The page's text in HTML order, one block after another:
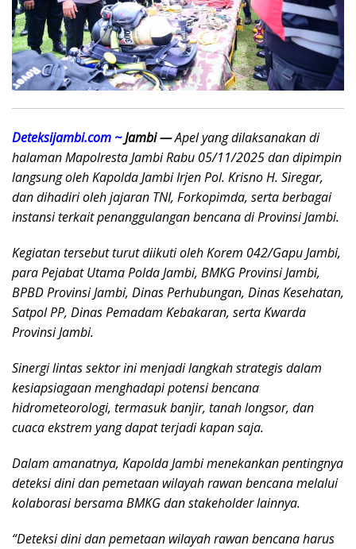
Deteksijambi.com ~Jambi —Apel yang dilaksanakan di
halaman Mapolresta Jambi Rabu 05/11/2025 dan dipimpin
langsung oleh Kapolda Jambi Irjen Pol. Krisno H. Siregar,
dan dihadiri oleh jajaran TNI, Forkopimda, serta berbagai
instansi terkait penanggulangan bencana di Provinsi Jambi.
Kegiatan tersebut turut diikuti oleh Korem 042/Gapu Jambi,
para Pejabat Utama Polda Jambi, BMKG Provinsi Jambi,
BPBD Provinsi Jambi, Dinas Perhubungan, Dinas Kesehatan,
Satpol PP, Dinas Pemadam Kebakaran, serta Kwarda
Provinsi Jambi.
Sinergi lintas sektor ini menjadi langkah strategis dalam
kesiapsiagaan menghadapi potensi bencana
hidrometeorologi, termasuk banjir, tanah longsor, dan
cuaca ekstrem yang dapat terjadi kapan saja.
Dalam amanatnya, Kapolda Jambi menekankan pentingnya
deteksi dini dan pemetaan wilayah rawan bencana melalui
kolaborasi bersama BMKG dan stakeholder lainnya.
“Deteksi dini dan pemetaan wilayah rawan bencana harus